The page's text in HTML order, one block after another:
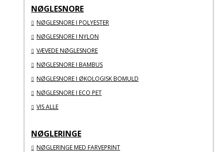
NØGLESNORE
NØGLESNORE I POLYESTER
NØGLESNORE I NYLON
VÆVEDE NØGLESNORE
NØGLESNORE I BAMBUS
NØGLESNORE I ØKOLOGISK BOMULD
NØGLESNORE I ECO PET
VIS ALLE
NØGLERINGE
NØGLERINGE MED FARVEPRINT